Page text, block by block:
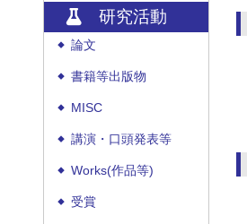
研究活動
◆ 論文
◆ 書籍等出版物
◆ MISC
◆ 講演・口頭発表等
◆ Works(作品等)
◆ 受賞